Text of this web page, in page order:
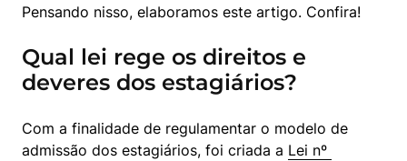
Pensando nisso, elaboramos este artigo. Confira!
Qual lei rege os direitos e
deveres dos estagiários?
Com a finalidade de regulamentar o modelo de
admissão dos estagiários, foi criada a Lei nº